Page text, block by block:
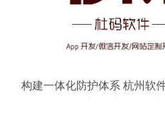
构建一体化防护体系 杭州软